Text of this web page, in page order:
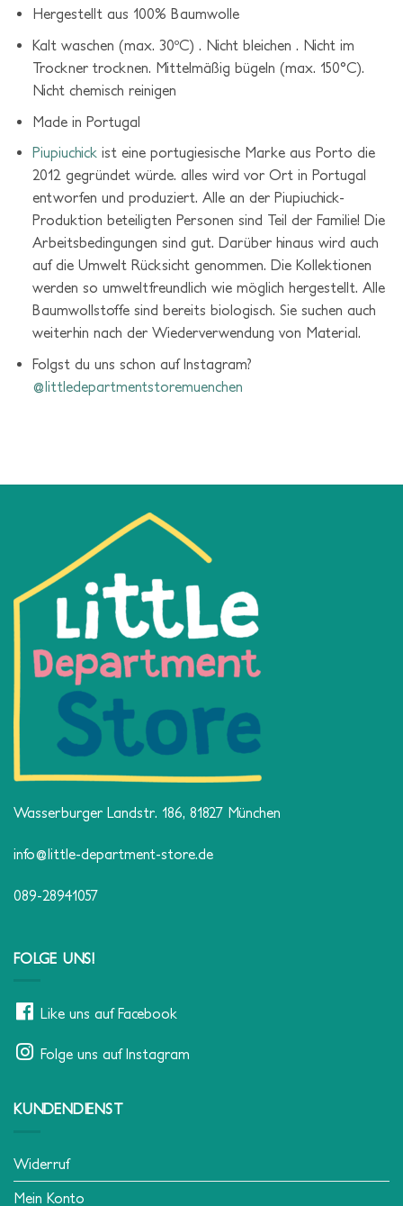
Hergestellt aus 100% Baumwolle
Kalt waschen (max. 30ºC) . Nicht bleichen . Nicht im
Trockner trocknen. Mittelmäßig bügeln (max. 150°C).
Nicht chemisch reinigen
Made in Portugal
Piupiuchick ist eine portugiesische Marke aus Porto die
2012 gegründet würde. alles wird vor Ort in Portugal
entworfen und produziert. Alle an der Piupiuchick-
Produktion beteiligten Personen sind Teil der Familie! Die
Arbeitsbedingungen sind gut. Darüber hinaus wird auch
auf die Umwelt Rücksicht genommen. Die Kollektionen
werden so umweltfreundlich wie möglich hergestellt. Alle
Baumwollstoffe sind bereits biologisch. Sie suchen auch
weiterhin nach der Wiederverwendung von Material.
Folgst du uns schon auf Instagram?
@littledepartmentstoremuenchen
Wasserburger Landstr. 186, 81827 München
info@little-department-store.de
089-28941057
FOLGE UNS!
Like uns auf Facebook
Folge uns auf Instagram
KUNDENDIENST
Widerruf
Mein Konto